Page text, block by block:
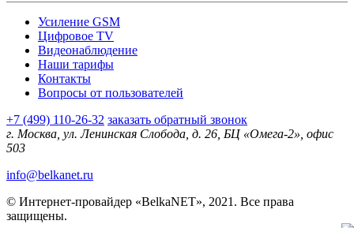
Усиление GSM
Цифровое TV
Видеонаблюдение
Наши тарифы
Контакты
Вопросы от пользователей
+7 (499) 110-26-32 заказать обратный звонок
г. Москва, ул. Ленинская Слобода, д. 26, БЦ «Омега-2», офис
503
info@belkanet.ru
© Интернет-провайдер «BelkaNET», 2021. Все права
защищены.